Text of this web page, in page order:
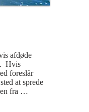
afdøde
Hvis
foreslår
at sprede
fra